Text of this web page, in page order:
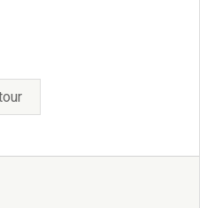
funéraire
listes électorales